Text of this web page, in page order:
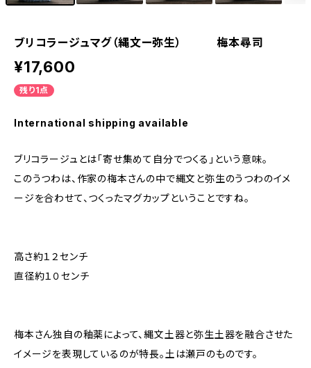
ブリコラージュマグ（縄文ー弥生） 梅本尋司
¥17,600
残り1点
International shipping available
ブリコラージュとは「寄せ集めて自分でつくる」という意味。
このうつわは、作家の梅本さんの中で縄文と弥生のうつわのイメ
ージを合わせて、つくったマグカップということですね。
高さ約１２センチ
直径約１０センチ
梅本さん独自の釉薬によって、縄文土器と弥生土器を融合させた
イメージを表現しているのが特長。土は瀬戸のものです。